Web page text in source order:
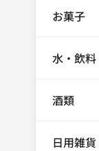
お菓子
水・飲料
酒類
日用雑